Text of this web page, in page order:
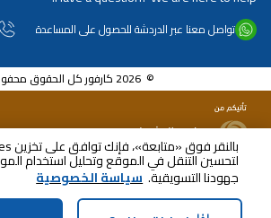
لتحسين التنقل في الموقع وتحليل استخدام
جهودنا التسويقية. سياسة الخصوصية AED113.00
شامل ضريبة القيمة المضافة
تواصل معنا عبر الدردشة للحصول على المساعدة
© 2026 كارفور كل الحقوق محفوظة